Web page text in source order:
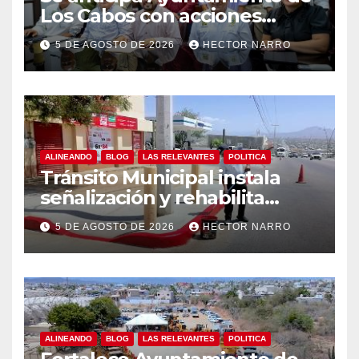
Los Cabos con acciones
preventivas ante lluvias en el
centro histórico
5 DE AGOSTO DE 2026 HECTOR NARRO
ALINEANDO BLOG LAS RELEVANTES POLITICA
Tránsito Municipal instala
señalización y rehabilita
cruces peatonales en Los
Cabos
5 DE AGOSTO DE 2026 HECTOR NARRO
ALINEANDO BLOG LAS RELEVANTES POLITICA